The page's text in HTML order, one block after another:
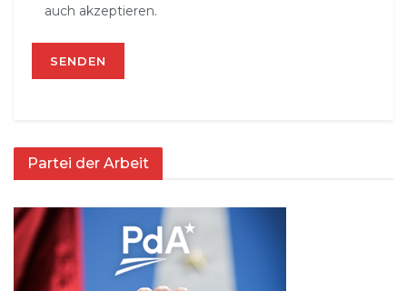
auch akzeptieren.
Partei der Arbeit